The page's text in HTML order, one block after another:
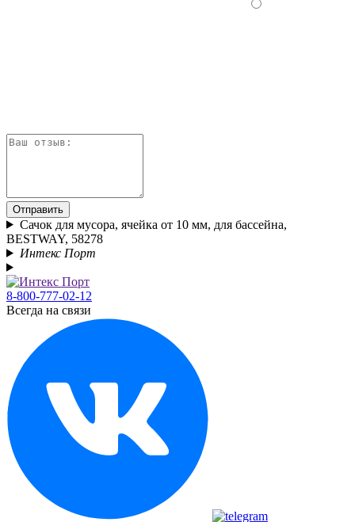
Отправить
Сачок для мусора, ячейка от 10 мм, для бассейна,
BESTWAY, 58278
Интекс Порт
8-800-777-02-12
Всегда на связи